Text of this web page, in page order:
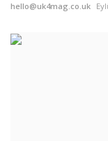
hello@uk4mag.co.uk